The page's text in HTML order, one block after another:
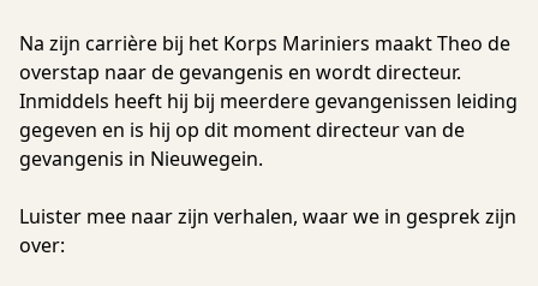
Na zijn carrière bij het Korps Mariniers maakt Theo de
overstap naar de gevangenis en wordt directeur.
Inmiddels heeft hij bij meerdere gevangenissen leiding
gegeven en is hij op dit moment directeur van de
gevangenis in Nieuwegein.
Luister mee naar zijn verhalen, waar we in gesprek zijn
over: